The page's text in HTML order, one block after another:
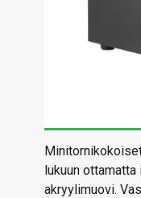
lukuun
akryylimuovi.